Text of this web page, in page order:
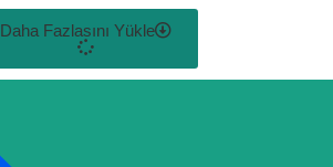
Daha Fazlasını Yükle